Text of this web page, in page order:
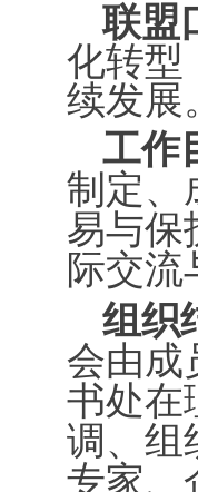
联盟
化转型
续发展
工作
制定、
易与保
际交流
组织
会由成
书处在
调、组
专家、